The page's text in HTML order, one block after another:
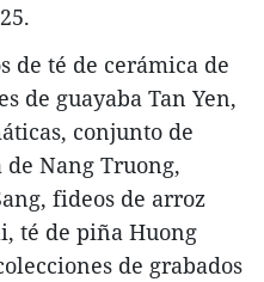
de té de cerámica de
de guayaba Tan Yen,
conjunto de
Nang Truong,
fideos de arroz
té de piña Huong
de grabados